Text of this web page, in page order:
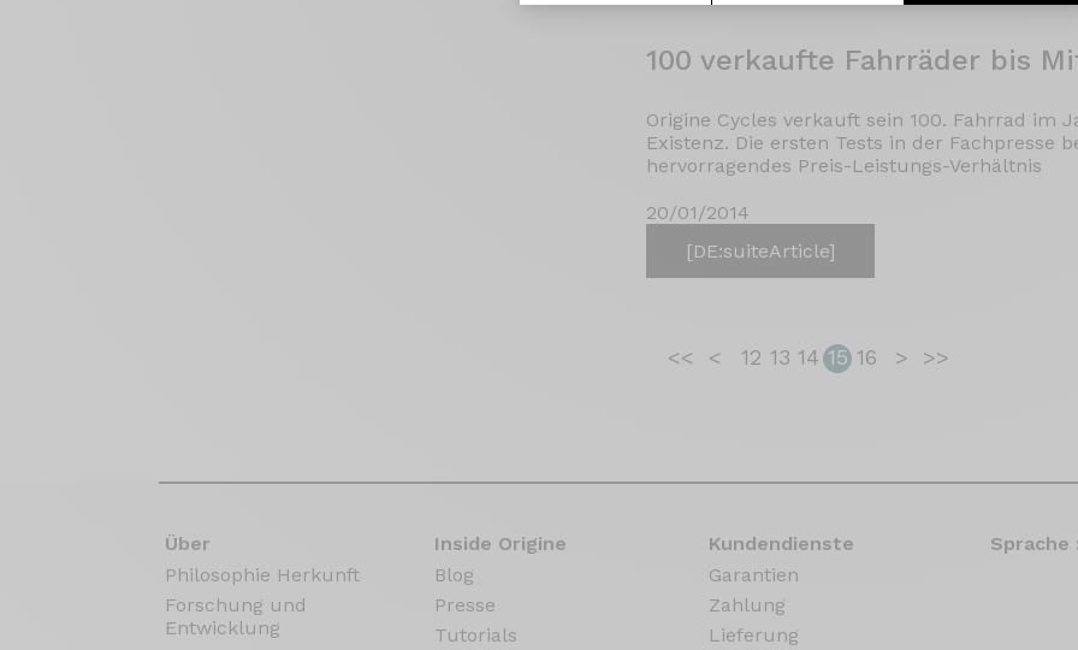
100 verkaufte Fahrräder bis
Origine Cycles verkauft sein 100. Fahrrad im
Existenz. Die ersten Tests in der Fachpresse
hervorragendes Preis-Leistungs-Verhältnis
20/01/2014
[DE:suiteArticle]
<< < 12 13 14 15 16 > >>
Über
Philosophie Herkunft
Forschung und
Entwicklung
Inside Origine
Blog
Presse
Tutorials
Kundendienste
Garantien
Zahlung
Lieferung
Sprache :